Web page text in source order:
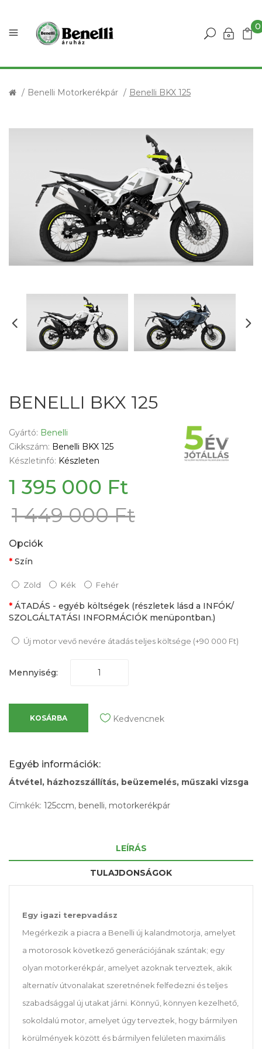
0
Benelli Motorkerékpár Benelli BKX 125
BENELLI BKX 125
Gyártó: Benelli
Cikkszám: Benelli BKX 125
Készletinfó: Készleten
1 395 000 Ft
1 449 000 Ft
Opciók
Szín
Zöld Kék Fehér
ÁTADÁS - egyéb költségek (részletek lásd a INFÓK/
SZOLGÁLTATÁSI INFORMÁCIÓK menüpontban.)
Új motor vevő nevére átadás teljes költsége (+90 000 Ft)
Mennyiség:
KOSÁRBA Kedvencnek
Egyéb információk:
Átvétel, házhozszállítás, beüzemelés, műszaki vizsga
Címkék: 125ccm, benelli, motorkerékpár
LEÍRÁS
TULAJDONSÁGOK
Egy igazi terepvadász
Megérkezik a piacra a Benelli új kalandmotorja, amelyet
a motorosok következő generációjának szántak; egy
olyan motorkerékpár, amelyet azoknak terveztek, akik
alternatív útvonalakat szeretnének felfedezni és teljes
szabadsággal új utakat járni. Könnyű, könnyen kezelhető,
sokoldalú motor, amelyet úgy terveztek, hogy bármilyen
körülmények között és bármilyen felületen maximális